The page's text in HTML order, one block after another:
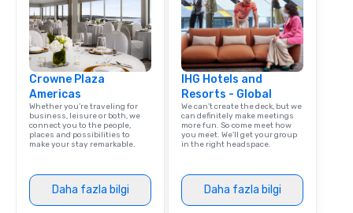
Crowne Plaza
Americas
Whether you’re traveling for
business, leisure or both, we
connect you to the people,
places and possibilities to
make your stay remarkable.
Daha fazla bilgi
IHG Hotels and
Resorts - Global
We can't create the deck, but we
can definitely make meetings
more fun. So come meet how
you meet. We'll get your group
in the right headspace.
Daha fazla bilgi